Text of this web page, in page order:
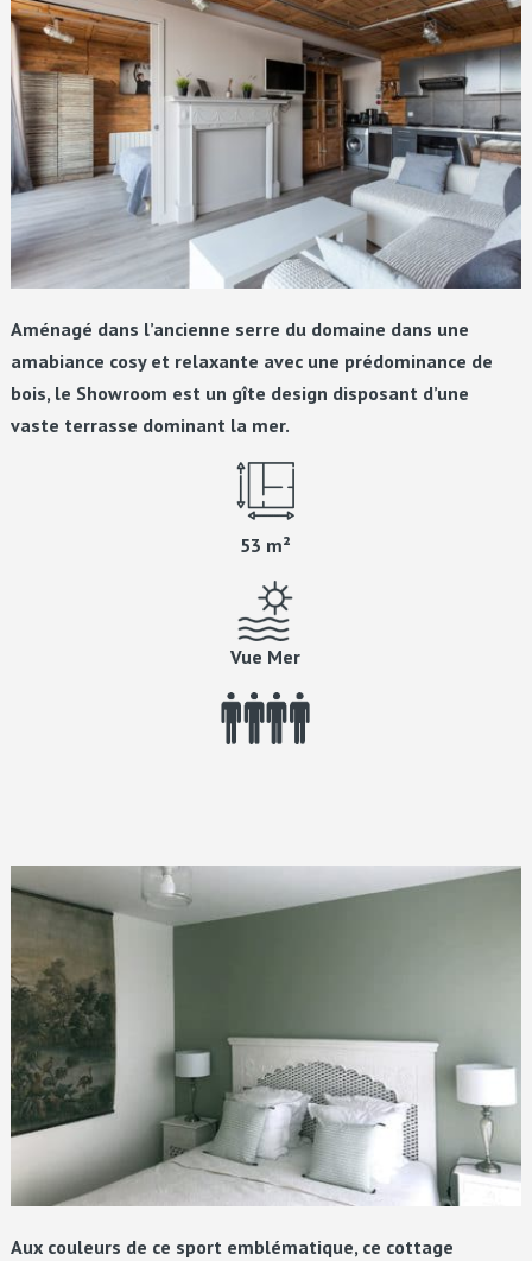
Aménagé dans l’ancienne serre du domaine dans une
amabiance cosy et relaxante avec une prédominance de
bois, le Showroom est un gîte design disposant d’une
vaste terrasse dominant la mer.
53 m²
Vue Mer
Aux couleurs de ce sport emblématique, ce cottage